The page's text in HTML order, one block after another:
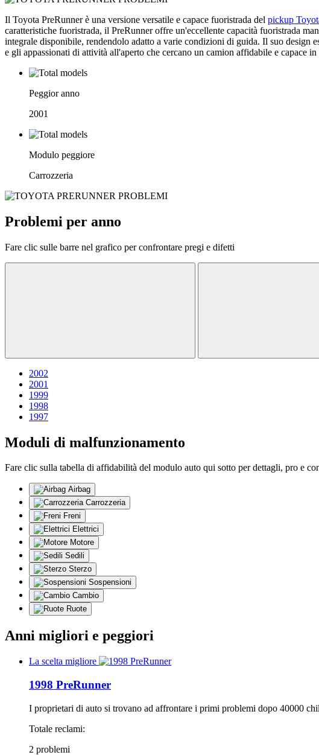
Il Toyota PreRunner è una versione versatile e capace fuoristrada del pickup
caratteristiche fuoristrada, il PreRunner offre un'eccellente capacità fuoristrada
integrale disponibile, rendendolo adatto a varie condizioni di guida. Il suo design
e gli appassionati di attività all'aperto che cercano un camion affidabile e capace
Peggior anno
2001
Modulo peggiore
Carrozzeria
Problemi per anno
Fare clic sulle barre nel grafico per confrontare pregi e difetti
2002
2001
1999
1998
1997
Moduli di malfunzionamento
Fare clic sulla tabella di affidabilità del modulo auto qui sotto per dettagli, pro e
Airbag
Carrozzeria
Freni
Elettrici
Motore
Sedili
Sterzo
Sospensioni
Cambio
Ruote
Anni migliori e peggiori
La scelta migliore
1998 PreRunner
I proprietari di auto si trovano ad affrontare i primi problemi dopo 40000
Totale reclami:
2 problemi